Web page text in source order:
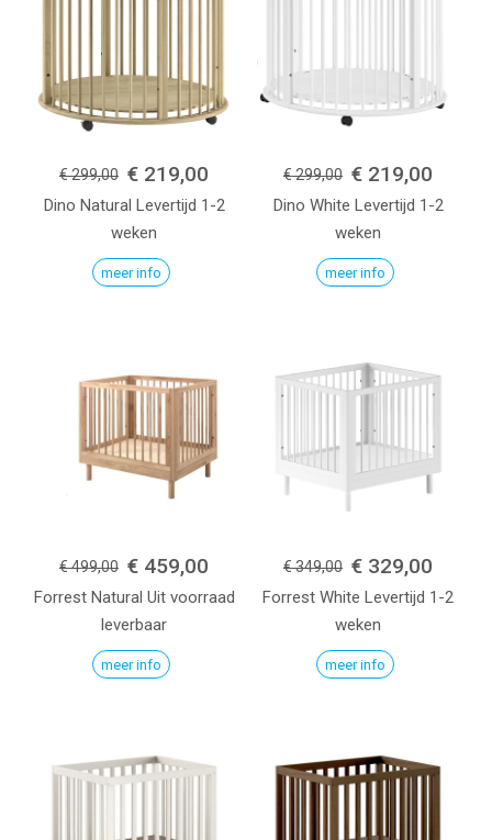
€ 299,00 € 219,00
Dino Natural Levertijd 1-2
weken
meer info
€ 299,00 € 219,00
Dino White Levertijd 1-2
weken
meer info
€ 499,00 € 459,00
Forrest Natural Uit voorraad
leverbaar
meer info
€ 349,00 € 329,00
Forrest White Levertijd 1-2
weken
meer info